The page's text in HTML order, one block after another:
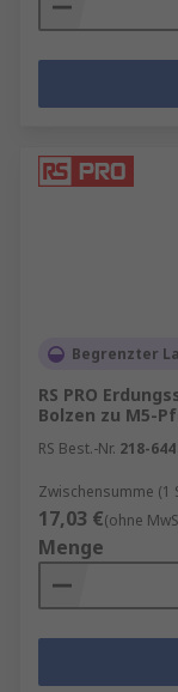
Begrenzter
RS PRO
Bolzen zu M5-
RS Best.-Nr. 218-644
Zwischensumme (1
17,03 €(ohne
Menge